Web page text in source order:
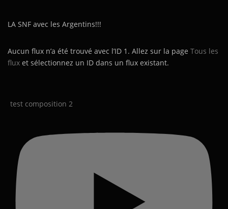
LA SNF avec les Argentins!!!
Aucun flux n’a été trouvé avec l’ID 1. Allez sur la page Tous les
flux et sélectionnez un ID dans un flux existant.
test composition 2